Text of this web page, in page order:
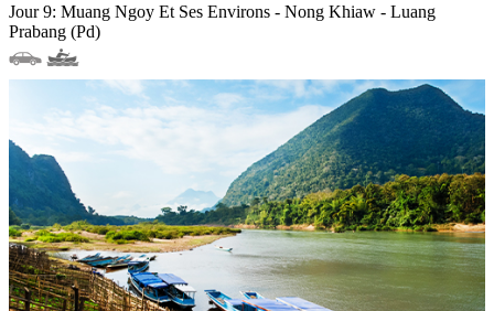
Jour 9: Muang Ngoy Et Ses Environs - Nong Khiaw - Luang
Prabang (Pd)